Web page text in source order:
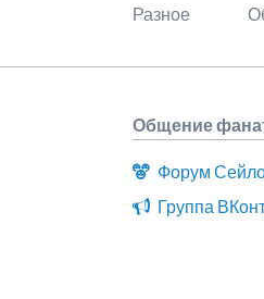
Разное
Общение
Форум
Группа